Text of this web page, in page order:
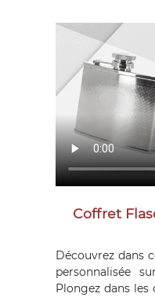
Coffret
Découvrez dans
personnalisée
Plongez dans